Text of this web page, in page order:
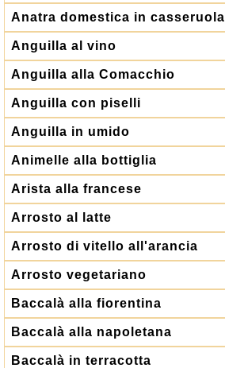
Anatra domestica in casseruola
Anguilla al vino
Anguilla alla Comacchio
Anguilla con piselli
Anguilla in umido
Animelle alla bottiglia
Arista alla francese
Arrosto al latte
Arrosto di vitello all'arancia
Arrosto vegetariano
Baccalà alla fiorentina
Baccalà alla napoletana
Baccalà in terracotta